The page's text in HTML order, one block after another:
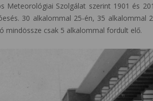
Meteorológiai Szolgálat szerint 1901 és
30 alkalommal 25-én, 35 alkalommal
mindössze csak 5 alkalommal fordult elő.